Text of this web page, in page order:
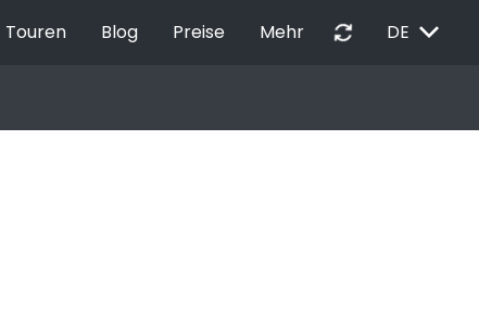
Touren Blog Preise Mehr autorenew DE EXPAND_MORE